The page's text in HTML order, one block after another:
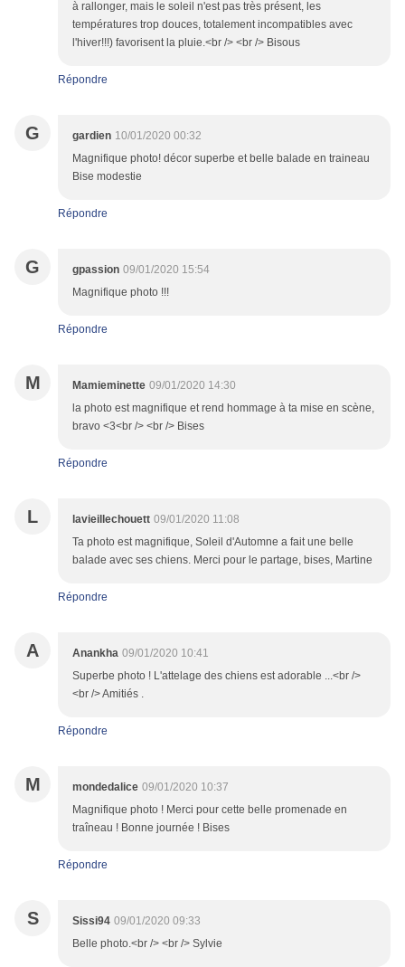
à rallonger, mais le soleil n'est pas très présent, les
températures trop douces, totalement incompatibles avec
l'hiver!!!) favorisent la pluie.<br /> <br /> Bisous
Répondre
G gardien 10/01/2020 00:32
Magnifique photo! décor superbe et belle balade en traineau
Bise modestie
Répondre
G gpassion 09/01/2020 15:54
Magnifique photo !!!
Répondre
M Mamieminette 09/01/2020 14:30
la photo est magnifique et rend hommage à ta mise en scène,
bravo <3<br /> <br /> Bises
Répondre
L lavieillechouett 09/01/2020 11:08
Ta photo est magnifique, Soleil d'Automne a fait une belle
balade avec ses chiens. Merci pour le partage, bises, Martine
Répondre
A Anankha 09/01/2020 10:41
Superbe photo ! L'attelage des chiens est adorable ...<br />
<br /> Amitiés .
Répondre
M mondedalice 09/01/2020 10:37
Magnifique photo ! Merci pour cette belle promenade en
traîneau ! Bonne journée ! Bises
Répondre
S Sissi94 09/01/2020 09:33
Belle photo.<br /> <br /> Sylvie